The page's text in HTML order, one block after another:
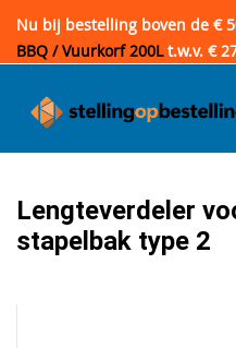
Nu bij bestelling boven de €
BBQ / Vuurkorf 200Lt.w.v. €
Lengteverdeler
stapelbak type 2